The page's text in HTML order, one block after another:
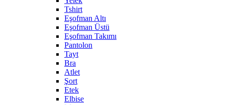
Tshirt
Eşofman Altı
Eşofman Üstü
Eşofman Takımı
Pantolon
Tayt
Bra
Atlet
Şort
Etek
Elbise